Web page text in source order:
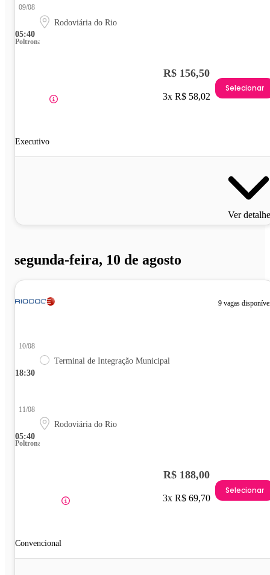
05:40
09/08
Rodoviária do Rio
Poltrona
Executivo
R$ 156,50
3x R$ 58,02
Selecionar
Ver
segunda-feira, 10 de agosto
9 vagas
18:30
10/08
Terminal de Integração Municipal
05:40
11/08
Rodoviária do Rio
Poltrona
Convencional
R$ 188,00
3x R$ 69,70
Selecionar